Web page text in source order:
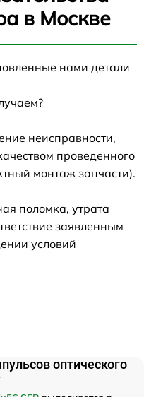
в Москве
нами детали
неисправности,
проведенного
монтаж запчасти).
поломка, утрата
заявленным
условий
оптического